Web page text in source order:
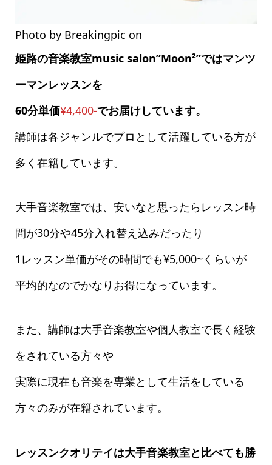
Photo by Breakingpic on
姫路の音楽教室music salon”Moon²”ではマンツ
ーマンレッスンを
60分単価¥4,400-でお届けしています。
講師は各ジャンルでプロとして活躍している方が
多く在籍しています。
大手音楽教室では、安いなと思ったらレッスン時
間が30分や45分入れ替え込みだったり
1レッスン単価がその時間でも¥5,000~くらいが
平均的なのでかなりお得になっています。
また、講師は大手音楽教室や個人教室で長く経験
をされている方々や
実際に現在も音楽を専業として生活をしている
方々のみが在籍されています。
レッスンクオリテイは大手音楽教室と比べても勝